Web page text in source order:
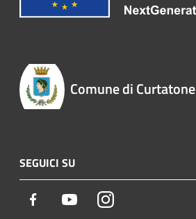
Comune di Curtatone
SEGUICI SU
Facebook YoutubeInstagram